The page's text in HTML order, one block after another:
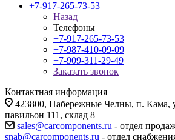
+7-917-265-73-53
Назад
Телефоны
+7-917-265-73-53
+7-987-410-09-09
+7-909-311-29-49
Заказать звонок
Контактная информация
423800, Набережные Челны, п. Кама,
павильон 111, склад 8
sales@carcomponents.ru - отдел
snab@carcomponents.ru - отдел